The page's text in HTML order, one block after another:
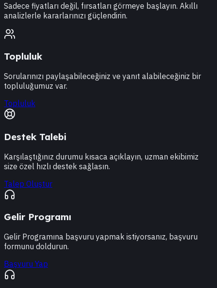
Sadece fiyatları değil, fırsatları görmeye başlayın. Akıllı
analizlerle kararlarınızı güçlendirin.
Topluluk
Sorularınızı paylaşabileceğiniz ve yanıt alabileceğiniz bir
topluluğumuz var.
Topluluk
Destek Talebi
Karşılaştığınız durumu kısaca açıklayın, uzman ekibimiz
size özel hızlı destek sağlasın.
Talep Oluştur
Gelir Programı
Gelir Programına başvuru yapmak istiyorsanız, başvuru
formunu doldurun.
Başvuru Yap